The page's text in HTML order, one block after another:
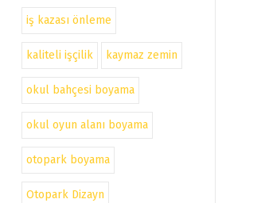
iş kazası önleme
kaliteli işçilik kaymaz zemin
okul bahçesi boyama
okul oyun alanı boyama
otopark boyama
Otopark Dizayn